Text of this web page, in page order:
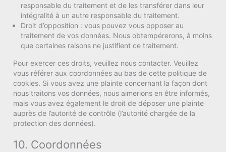
responsable du traitement et de les transférer dans leur
intégralité à un autre responsable du traitement.
Droit d’opposition : vous pouvez vous opposer au
traitement de vos données. Nous obtempérerons, à moins
que certaines raisons ne justifient ce traitement.
Pour exercer ces droits, veuillez nous contacter. Veuillez
vous référer aux coordonnées au bas de cette politique de
cookies. Si vous avez une plainte concernant la façon dont
nous traitons vos données, nous aimerions en être informés,
mais vous avez également le droit de déposer une plainte
auprès de l’autorité de contrôle (l’autorité chargée de la
protection des données).
10. Coordonnées